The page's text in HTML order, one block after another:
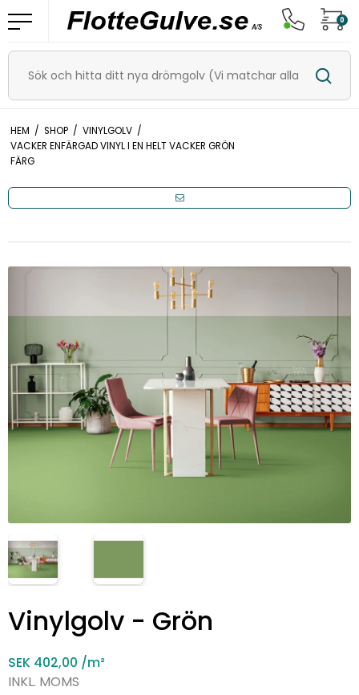
0
HEM / SHOP / VINYLGOLV /
VACKER ENFÄRGAD VINYL I EN HELT VACKER GRÖN
FÄRG
Vinylgolv - Grön
SEK 402,00 /m²
INKL. MOMS